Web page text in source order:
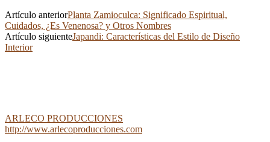
Artículo anteriorPlanta Zamioculca: Significado Espiritual,
Cuidados, ¿Es Venenosa? y Otros Nombres
Artículo siguienteJapandi: Características del Estilo de Diseño
Interior
ARLECO PRODUCCIONES
http://www.arlecoproducciones.com